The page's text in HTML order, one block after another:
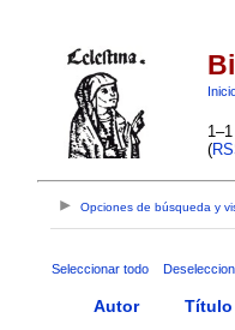
(
Opciones de búsqueda y
Seleccionar todo
Autor Título